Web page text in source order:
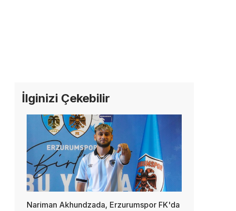
İlginizi Çekebilir
Nariman Akhundzada, Erzurumspor FK'da